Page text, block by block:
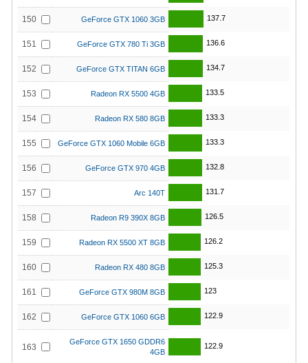
150 GeForce GTX 1060 3GB 137.7
151 GeForce GTX 780 Ti 3GB 136.6
152 GeForce GTX TITAN 6GB 134.7
153 Radeon RX 5500 4GB 133.5
154 Radeon RX 580 8GB 133.3
155 GeForce GTX 1060 Mobile 6GB 133.3
156 GeForce GTX 970 4GB 132.8
157 Arc 140T 131.7
158 Radeon R9 390X 8GB 126.5
159 Radeon RX 5500 XT 8GB 126.2
160 Radeon RX 480 8GB 125.3
161 GeForce GTX 980M 8GB 123
162 GeForce GTX 1060 6GB 122.9
163
GeForce GTX 1650 GDDR6
4GB
122.9